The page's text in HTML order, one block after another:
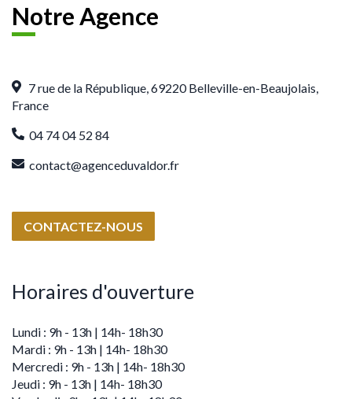
Notre Agence
7 rue de la République,69220 Belleville-en-Beaujolais,
France
04 74 04 52 84
contact@agenceduvaldor.fr
CONTACTEZ-NOUS
Horaires d'ouverture
Lundi : 9h - 13h | 14h- 18h30
Mardi : 9h - 13h | 14h- 18h30
Mercredi : 9h - 13h | 14h- 18h30
Jeudi : 9h - 13h | 14h- 18h30